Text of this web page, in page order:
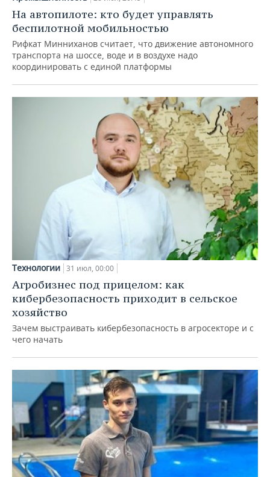
На автопилоте: кто будет управлять
беспилотной мобильностью
Рифкат Минниханов считает, что движение автономного
транспорта на шоссе, воде и в воздухе надо
координировать с единой платформы
Технологии 31 июл, 00:00
Агробизнес под прицелом: как
кибербезопасность приходит в сельское
хозяйство
Зачем выстраивать кибербезопасность в агросекторе и с
чего начать